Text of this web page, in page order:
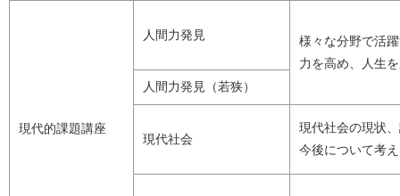
現代的課題講座
人間力発見
様々な分野で活
力を高め、人生
人間力発見（若狭）
現代社会
現代社会の現状
今後について考